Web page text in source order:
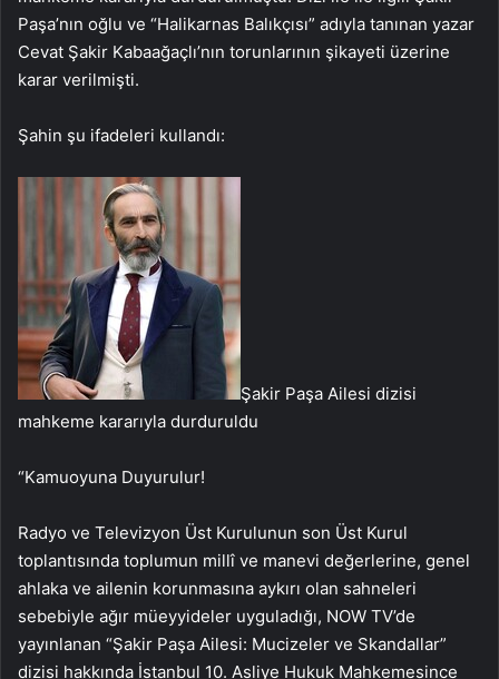
Paşa’nın oğlu ve “Halikarnas Balıkçısı” adıyla tanınan yazar
Cevat Şakir Kabaağaçlı’nın torunlarının şikayeti üzerine
karar verilmişti.
Şahin şu ifadeleri kullandı:
Şakir Paşa Ailesi dizisi
mahkeme kararıyla durduruldu
“Kamuoyuna Duyurulur!
Radyo ve Televizyon Üst Kurulunun son Üst Kurul
toplantısında toplumun millî ve manevi değerlerine, genel
ahlaka ve ailenin korunmasına aykırı olan sahneleri
sebebiyle ağır müeyyideler uyguladığı, NOW TV’de
yayınlanan “Şakir Paşa Ailesi: Mucizeler ve Skandallar”
dizisi hakkında İstanbul 10. Asliye Hukuk Mahkemesince